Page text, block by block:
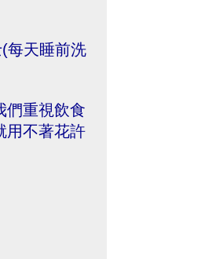
每天睡前洗
們重視飲食
用不著花許